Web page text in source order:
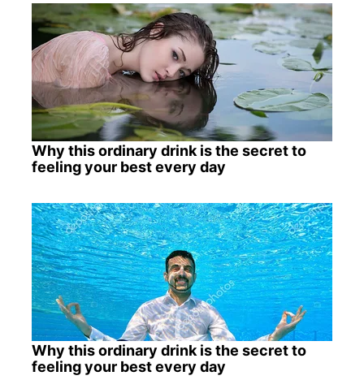
Why this ordinary drink is the secret to
feeling your best every day
Why this ordinary drink is the secret to
feeling your best every day